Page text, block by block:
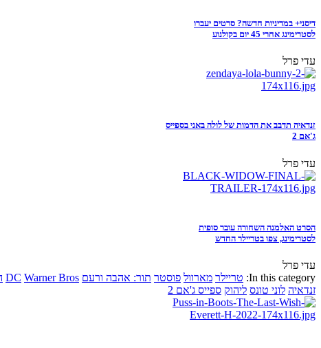
דיסני+ במדיניות חדשה? סרטים יעברו
לסטרימינג אחרי 45 יום בקולנוע
עדי פרל
זנדאיה תדבב את הדמות של לולה באני בספייס
ג'אם 2
עדי פרל
הסרט האלמנה השחורה עובר סופית
לסטרימינג, צפו בטריילר החדש
עדי פרל
In this category: טריילר מארוול פוסטר תור: אהבה ורעם DC Warner Bros
זנדאיה לוני טונס ליהוק ספייס ג'אם 2